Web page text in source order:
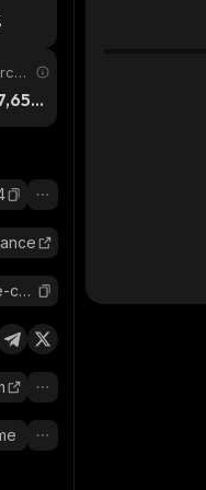
platform-of-meme-coins